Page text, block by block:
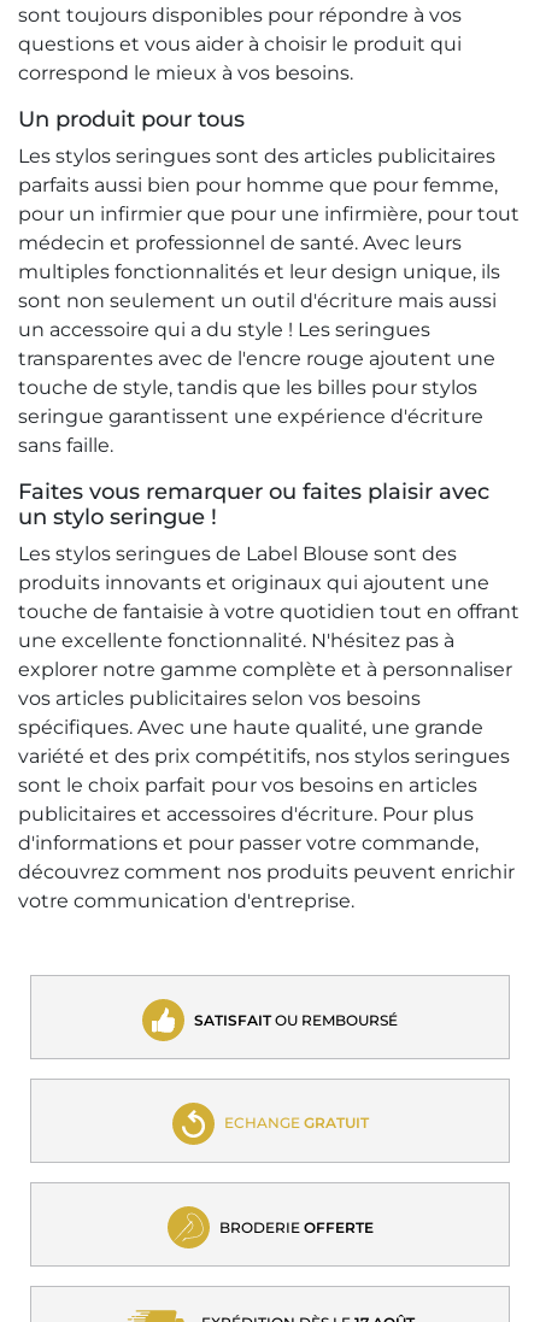
sont toujours disponibles pour répondre à vos
questions et vous aider à choisir le produit qui
correspond le mieux à vos besoins.
Un produit pour tous
Les stylos seringues sont des articles publicitaires
parfaits aussi bien pour homme que pour femme,
pour un infirmier que pour une infirmière, pour tout
médecin et professionnel de santé. Avec leurs
multiples fonctionnalités et leur design unique, ils
sont non seulement un outil d'écriture mais aussi
un accessoire qui a du style ! Les seringues
transparentes avec de l'encre rouge ajoutent une
touche de style, tandis que les billes pour stylos
seringue garantissent une expérience d'écriture
sans faille.
Faites vous remarquer ou faites plaisir avec
un stylo seringue !
Les stylos seringues de Label Blouse sont des
produits innovants et originaux qui ajoutent une
touche de fantaisie à votre quotidien tout en offrant
une excellente fonctionnalité. N'hésitez pas à
explorer notre gamme complète et à personnaliser
vos articles publicitaires selon vos besoins
spécifiques. Avec une haute qualité, une grande
variété et des prix compétitifs, nos stylos seringues
sont le choix parfait pour vos besoins en articles
publicitaires et accessoires d'écriture. Pour plus
d'informations et pour passer votre commande,
découvrez comment nos produits peuvent enrichir
votre communication d'entreprise.
SATISFAITOU REMBOURSÉ
ECHANGE GRATUIT
BRODERIE OFFERTE